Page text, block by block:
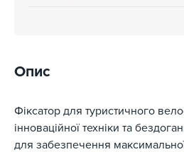
Опис
Фіксатор для туристичного
інноваційної техніки та
для забезпечення